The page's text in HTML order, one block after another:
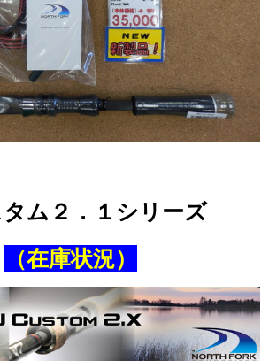
タム２．１シリーズ
（在庫状況）